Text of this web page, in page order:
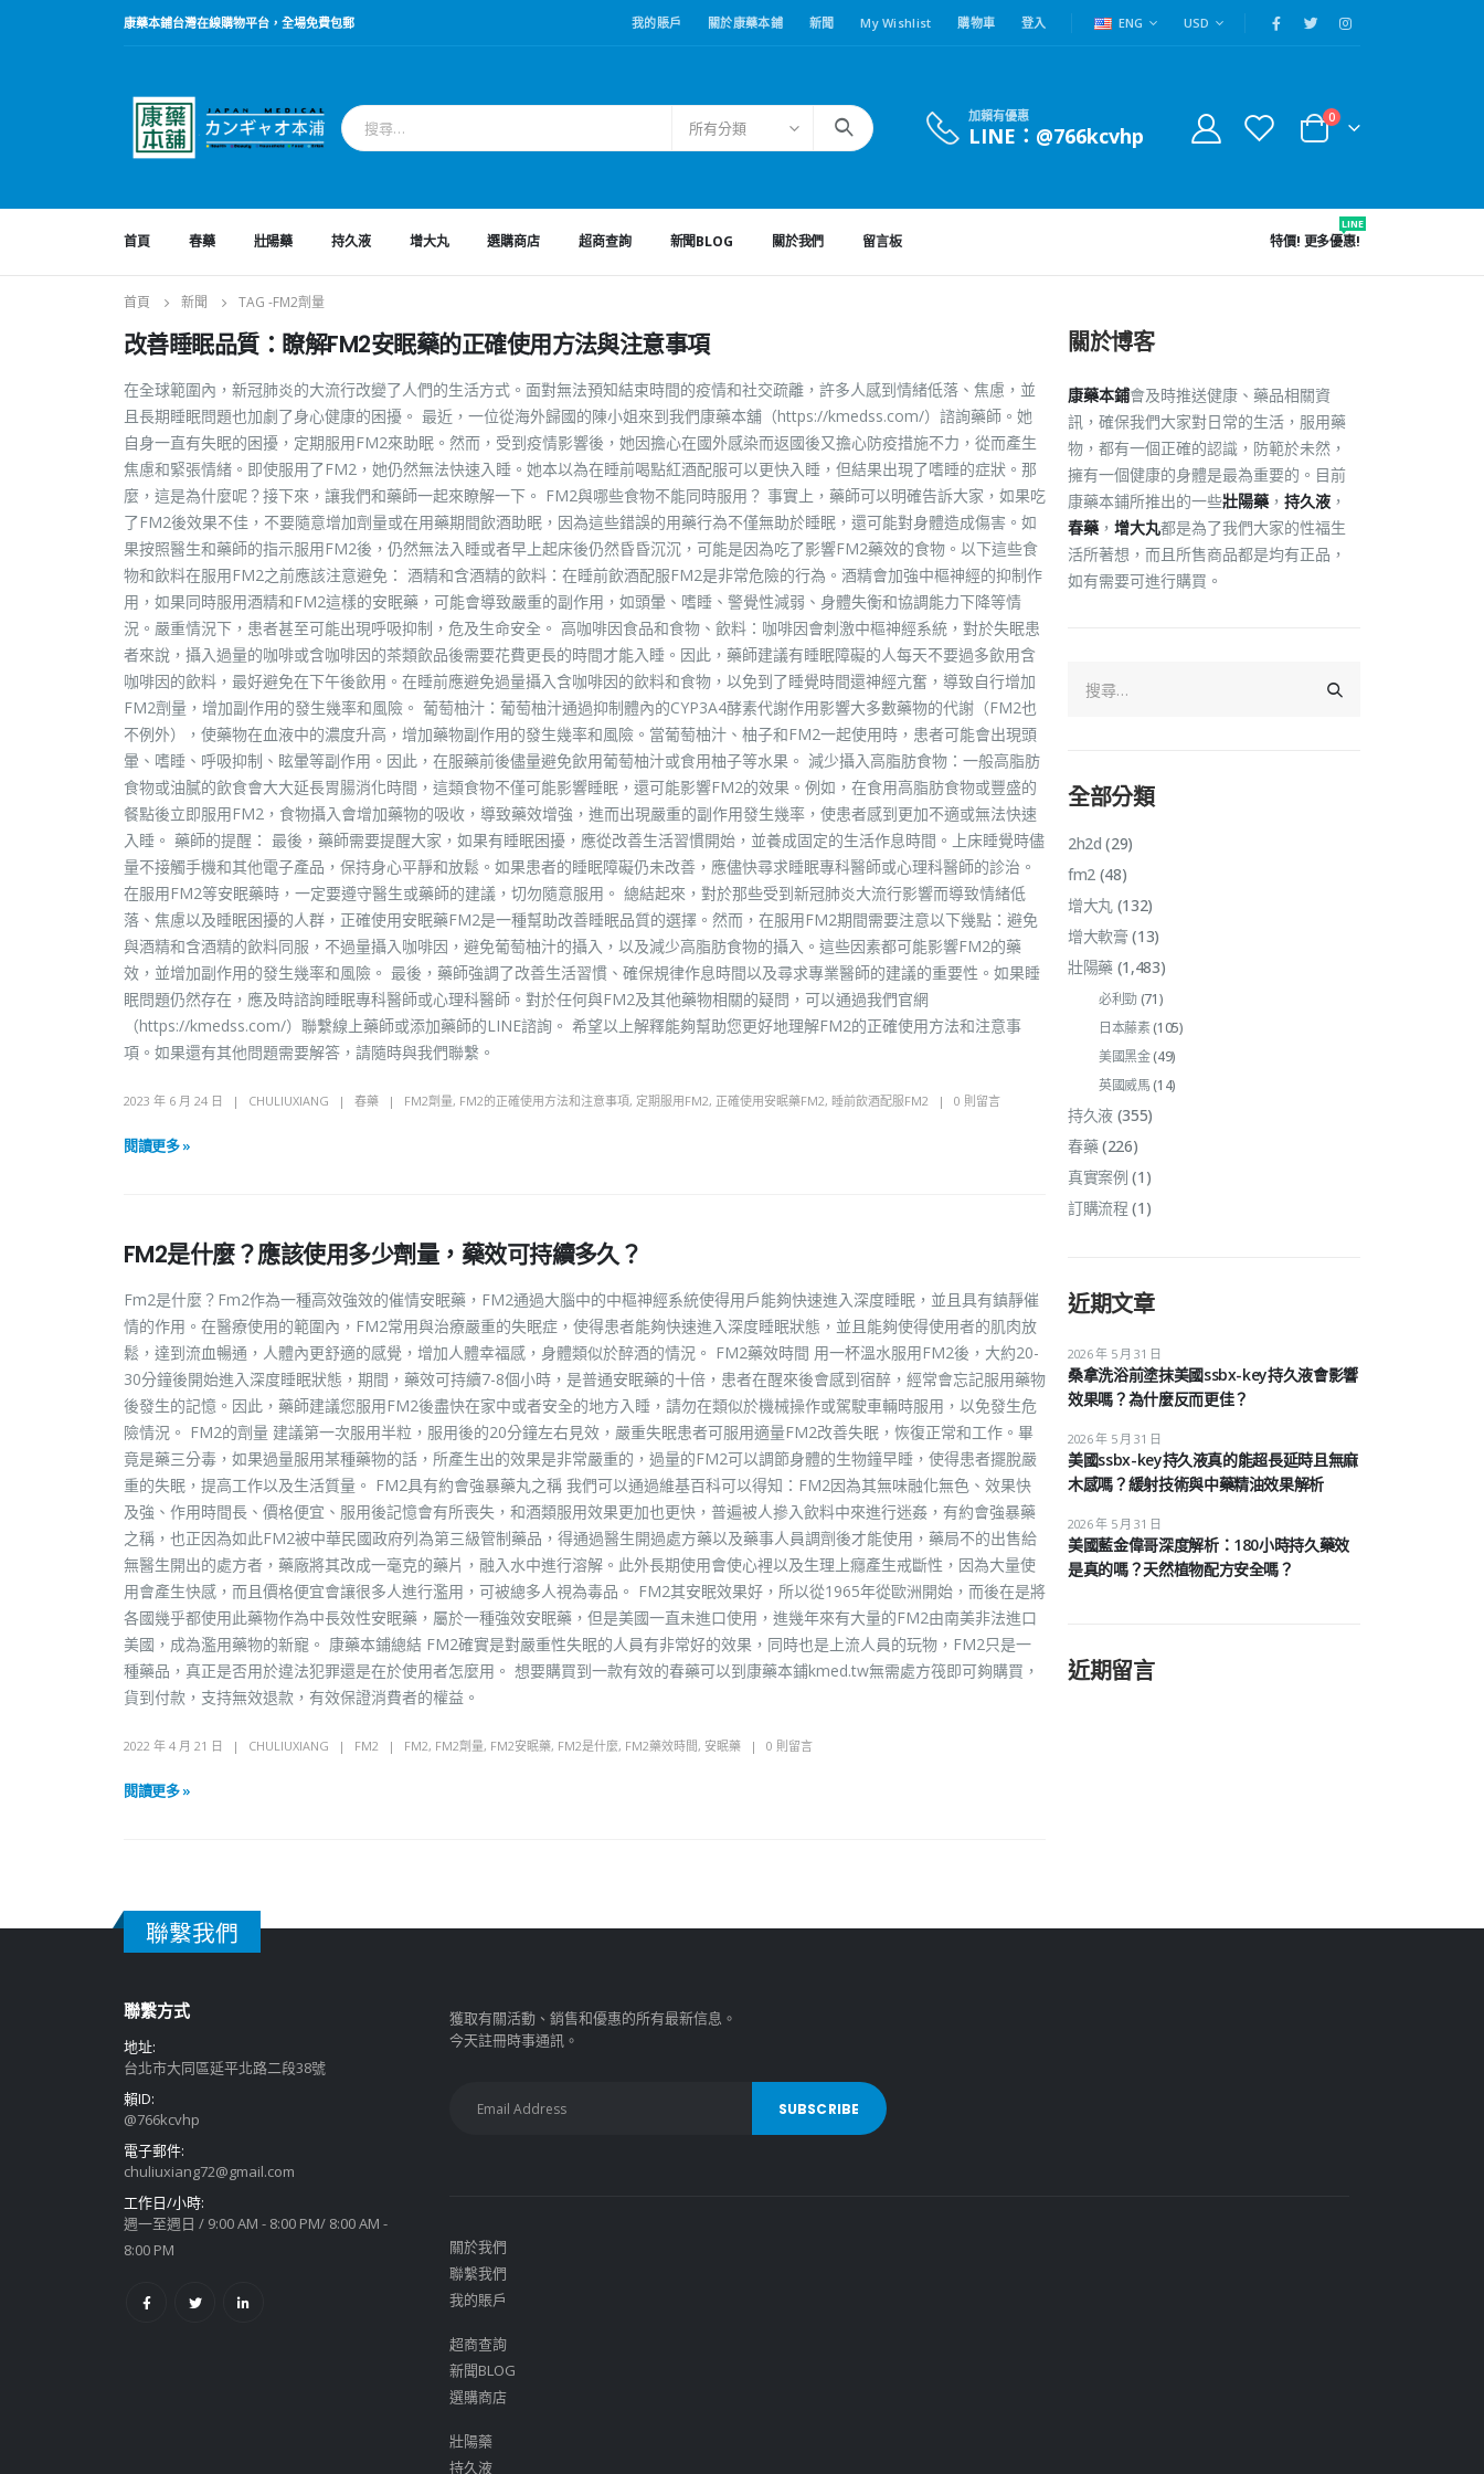
康藥本鋪台灣在線購物平台，全場免費包郵 我的賬戶 關於康藥本鋪 新聞 My Wishlist 購物車 登入 ENG USD
所有分類
加賴有優惠
LINE：@766kcvhp
0
首頁 春藥 壯陽藥 持久液 增大丸 選購商店 超商查詢 新聞BLOG 關於我們 留言板 特價! 更多優惠!
LINE
首頁 新聞 TAG -FM2劑量
改善睡眠品質：瞭解FM2安眠藥的正確使用方法與注意事項
在全球範圍內，新冠肺炎的大流行改變了人們的生活方式。面對無法預知結束時間的疫情和社交疏離，許多人感到情緒低落、焦慮，並
且長期睡眠問題也加劇了身心健康的困擾。 最近，一位從海外歸國的陳小姐來到我們康藥本舖（https://kmedss.com/）諮詢藥師。她
自身一直有失眠的困擾，定期服用FM2來助眠。然而，受到疫情影響後，她因擔心在國外感染而返國後又擔心防疫措施不力，從而產生
焦慮和緊張情緒。即使服用了FM2，她仍然無法快速入睡。她本以為在睡前喝點紅酒配服可以更快入睡，但結果出現了嗜睡的症狀。那
麼，這是為什麼呢？接下來，讓我們和藥師一起來瞭解一下。 FM2與哪些食物不能同時服用？ 事實上，藥師可以明確告訴大家，如果吃
了FM2後效果不佳，不要隨意增加劑量或在用藥期間飲酒助眠，因為這些錯誤的用藥行為不僅無助於睡眠，還可能對身體造成傷害。如
果按照醫生和藥師的指示服用FM2後，仍然無法入睡或者早上起床後仍然昏昏沉沉，可能是因為吃了影響FM2藥效的食物。以下這些食
物和飲料在服用FM2之前應該注意避免： 酒精和含酒精的飲料：在睡前飲酒配服FM2是非常危險的行為。酒精會加強中樞神經的抑制作
用，如果同時服用酒精和FM2這樣的安眠藥，可能會導致嚴重的副作用，如頭暈、嗜睡、警覺性減弱、身體失衡和協調能力下降等情
況。嚴重情況下，患者甚至可能出現呼吸抑制，危及生命安全。 高咖啡因食品和食物、飲料：咖啡因會刺激中樞神經系統，對於失眠患
者來說，攝入過量的咖啡或含咖啡因的茶類飲品後需要花費更長的時間才能入睡。因此，藥師建議有睡眠障礙的人每天不要過多飲用含
咖啡因的飲料，最好避免在下午後飲用。在睡前應避免過量攝入含咖啡因的飲料和食物，以免到了睡覺時間還神經亢奮，導致自行增加
FM2劑量，增加副作用的發生幾率和風險。 葡萄柚汁：葡萄柚汁通過抑制體內的CYP3A4酵素代謝作用影響大多數藥物的代謝（FM2也
不例外），使藥物在血液中的濃度升高，增加藥物副作用的發生幾率和風險。當葡萄柚汁、柚子和FM2一起使用時，患者可能會出現頭
暈、嗜睡、呼吸抑制、眩暈等副作用。因此，在服藥前後儘量避免飲用葡萄柚汁或食用柚子等水果。 減少攝入高脂肪食物：一般高脂肪
食物或油膩的飲食會大大延長胃腸消化時間，這類食物不僅可能影響睡眠，還可能影響FM2的效果。例如，在食用高脂肪食物或豐盛的
餐點後立即服用FM2，食物攝入會增加藥物的吸收，導致藥效增強，進而出現嚴重的副作用發生幾率，使患者感到更加不適或無法快速
入睡。 藥師的提醒： 最後，藥師需要提醒大家，如果有睡眠困擾，應從改善生活習慣開始，並養成固定的生活作息時間。上床睡覺時儘
量不接觸手機和其他電子產品，保持身心平靜和放鬆。如果患者的睡眠障礙仍未改善，應儘快尋求睡眠專科醫師或心理科醫師的診治。
在服用FM2等安眠藥時，一定要遵守醫生或藥師的建議，切勿隨意服用。 總結起來，對於那些受到新冠肺炎大流行影響而導致情緒低
落、焦慮以及睡眠困擾的人群，正確使用安眠藥FM2是一種幫助改善睡眠品質的選擇。然而，在服用FM2期間需要注意以下幾點：避免
與酒精和含酒精的飲料同服，不過量攝入咖啡因，避免葡萄柚汁的攝入，以及減少高脂肪食物的攝入。這些因素都可能影響FM2的藥
效，並增加副作用的發生幾率和風險。 最後，藥師強調了改善生活習慣、確保規律作息時間以及尋求專業醫師的建議的重要性。如果睡
眠問題仍然存在，應及時諮詢睡眠專科醫師或心理科醫師。對於任何與FM2及其他藥物相關的疑問，可以通過我們官網
（https://kmedss.com/）聯繫線上藥師或添加藥師的LINE諮詢。 希望以上解釋能夠幫助您更好地理解FM2的正確使用方法和注意事
項。如果還有其他問題需要解答，請隨時與我們聯繫。
2023 年 6 月 24 日 CHULIUXIANG 春藥 FM2劑量, FM2的正確使用方法和注意事項, 定期服用FM2, 正確使用安眠藥FM2, 睡前飲酒配服FM2 0 則留言
閱讀更多 »
FM2是什麼？應該使用多少劑量，藥效可持續多久？
Fm2是什麼？Fm2作為一種高效強效的催情安眠藥，FM2通過大腦中的中樞神經系統使得用戶能夠快速進入深度睡眠，並且具有鎮靜催
情的作用。在醫療使用的範圍內，FM2常用與治療嚴重的失眠症，使得患者能夠快速進入深度睡眠狀態，並且能夠使得使用者的肌肉放
鬆，達到流血暢通，人體內更舒適的感覺，增加人體幸福感，身體類似於醉酒的情況。 FM2藥效時間 用一杯溫水服用FM2後，大約20-
30分鐘後開始進入深度睡眠狀態，期間，藥效可持續7-8個小時，是普通安眠藥的十倍，患者在醒來後會感到宿醉，經常會忘記服用藥物
後發生的記憶。因此，藥師建議您服用FM2後盡快在家中或者安全的地方入睡，請勿在類似於機械操作或駕駛車輛時服用，以免發生危
險情況。 FM2的劑量 建議第一次服用半粒，服用後的20分鐘左右見效，嚴重失眠患者可服用適量FM2改善失眠，恢復正常和工作。畢
竟是藥三分毒，如果過量服用某種藥物的話，所產生出的效果是非常嚴重的，過量的FM2可以調節身體的生物鐘早睡，使得患者擺脫嚴
重的失眠，提高工作以及生活質量。 FM2具有約會強暴藥丸之稱 我們可以通過維基百科可以得知：FM2因為其無味融化無色、效果快
及強、作用時間長、價格便宜、服用後記憶會有所喪失，和酒類服用效果更加也更快，普遍被人摻入飲料中來進行迷姦，有約會強暴藥
之稱，也正因為如此FM2被中華民國政府列為第三級管制藥品，得通過醫生開過處方藥以及藥事人員調劑後才能使用，藥局不的出售給
無醫生開出的處方者，藥廠將其改成一毫克的藥片，融入水中進行溶解。此外長期使用會使心裡以及生理上癮產生戒斷性，因為大量使
用會產生快感，而且價格便宜會讓很多人進行濫用，可被總多人視為毒品。 FM2其安眠效果好，所以從1965年從歐洲開始，而後在是將
各國幾乎都使用此藥物作為中長效性安眠藥，屬於一種強效安眠藥，但是美國一直未進口使用，進幾年來有大量的FM2由南美非法進口
美國，成為濫用藥物的新寵。 康藥本鋪總結 FM2確實是對嚴重性失眠的人員有非常好的效果，同時也是上流人員的玩物，FM2只是一
種藥品，真正是否用於違法犯罪還是在於使用者怎麼用。 想要購買到一款有效的春藥可以到康藥本鋪kmed.tw無需處方筏即可夠購買，
貨到付款，支持無效退款，有效保證消費者的權益。
2022 年 4 月 21 日 CHULIUXIANG FM2 FM2, FM2劑量, FM2安眠藥, FM2是什麼, FM2藥效時間, 安眠藥 0 則留言
閱讀更多 »
關於博客
康藥本鋪會及時推送健康、藥品相關資
訊，確保我們大家對日常的生活，服用藥
物，都有一個正確的認識，防範於未然，
擁有一個健康的身體是最為重要的。目前
康藥本鋪所推出的一些壯陽藥 ， 持久液 ，
春藥 ， 增大丸都是為了我們大家的性福生
活所著想，而且所售商品都是均有正品，
如有需要可進行購買。
全部分類
2h2d (29)
fm2(48)
增大丸(132)
增大軟膏 (13)
壯陽藥(1,483)
必利勁(71)
日本藤素(105)
美國黑金(49)
英國威馬(14)
持久液(355)
春藥(226)
真實案例 (1)
訂購流程 (1)
近期文章
桑拿洗浴前塗抹美國ssbx-key持久液會影響
效果嗎？為什麼反而更佳？
2026 年 5 月 31 日
美國ssbx-key持久液真的能超長延時且無麻
木感嗎？緩射技術與中藥精油效果解析
2026 年 5 月 31 日
美國藍金偉哥深度解析：180小時持久藥效
是真的嗎？天然植物配方安全嗎？
2026 年 5 月 31 日
近期留言
聯繫我們
聯繫方式
地址:
台北市大同區延平北路二段38號
賴ID:
@766kcvhp
電子郵件:
chuliuxiang72@gmail.com
工作日/小時:
週一至週日 / 9:00 AM - 8:00 PM/ 8:00 AM -
8:00 PM
獲取有關活動、銷售和優惠的所有最新信息。
今天註冊時事通訊。
關於我們
聯繫我們
我的賬戶
超商查詢
新聞BLOG
選購商店
壯陽藥
持久液